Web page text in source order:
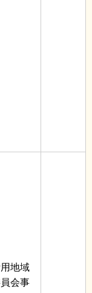
地域
会事